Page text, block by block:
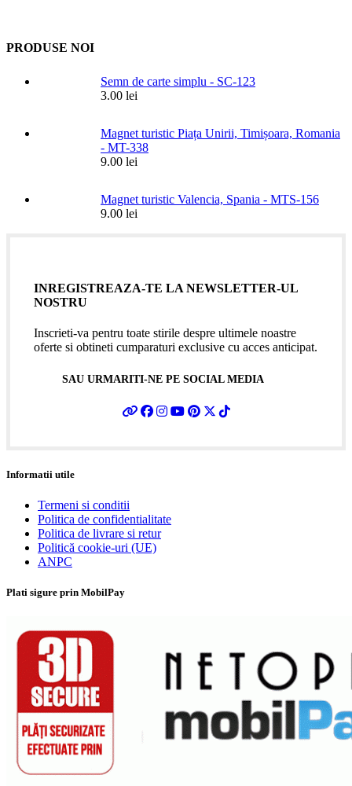
PRODUSE NOI
Semn de carte simplu - SC-123
3.00 lei
Magnet turistic Piața Unirii, Timișoara, Romania
- MT-338
9.00 lei
Magnet turistic Valencia, Spania - MTS-156
9.00 lei
INREGISTREAZA-TE LA NEWSLETTER-UL
NOSTRU
Inscrieti-va pentru toate stirile despre ultimele noastre
oferte si obtineti cumparaturi exclusive cu acces anticipat.
SAU URMARITI-NE PE SOCIAL MEDIA
Informatii utile
Termeni si conditii
Politica de confidentialitate
Politica de livrare si retur
Politică cookie-uri (UE)
ANPC
Plati sigure prin MobilPay